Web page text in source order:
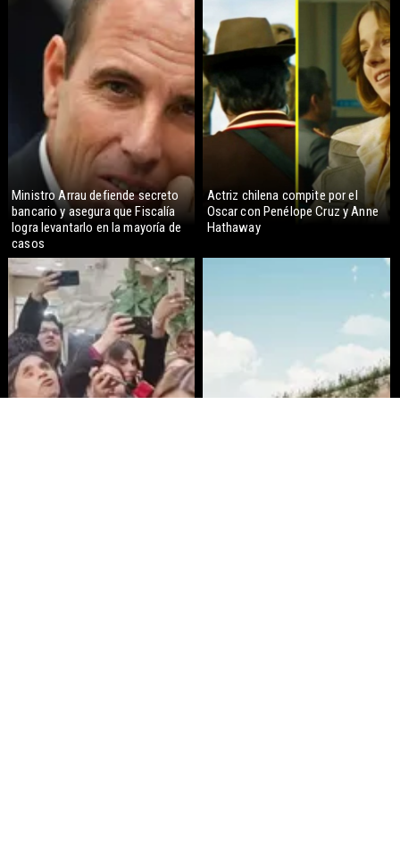
Ministro Arrau defiende secreto
bancario y asegura que Fiscalía
logra levantarlo en la mayoría de
casos
Actriz chilena compite por el
Oscar con Penélope Cruz y Anne
Hathaway